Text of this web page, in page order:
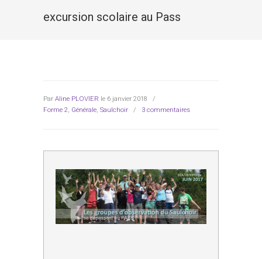
excursion scolaire au Pass
Par Aline PLOVIER le 6 janvier 2018
/
Forme 2, Générale, Saulchoir / 3 commentaires